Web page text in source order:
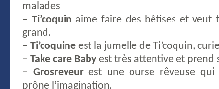
malades
– Ti’coquin aime faire des bêtises et veut
grand.
– Ti’coquine est la jumelle de Ti’coquin,
– Take care Baby est très attentive et prend
– Grosreveurest une ourse rêveuse qui
prône l’imagination.